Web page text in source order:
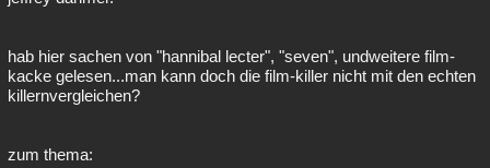
hab hier sachen von "hannibal lecter", "seven", undweitere film-
kacke gelesen...man kann doch die film-killer nicht mit den echten
killernvergleichen?
zum thema: